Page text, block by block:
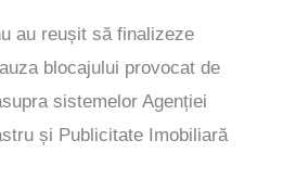
au reușit să finalizeze
blocajului provocat de
sistemelor Agenției
și Publicitate Imobiliară